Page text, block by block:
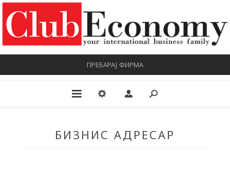
ПРЕБАРАЈ ФИРМА
БИЗНИС АДРЕСАР